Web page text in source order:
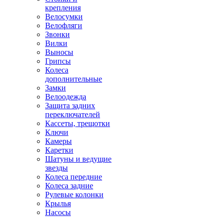
крепления
Велосумки
Велофляги
Звонки
Вилки
Выносы
Грипсы
Колеса
дополнительные
Замки
Велоодежда
Защита задних
переключателей
Кассеты, трещотки
Ключи
Камеры
Каретки
Шатуны и ведущие
звезды
Колеса передние
Колеса задние
Рулевые колонки
Крылья
Насосы